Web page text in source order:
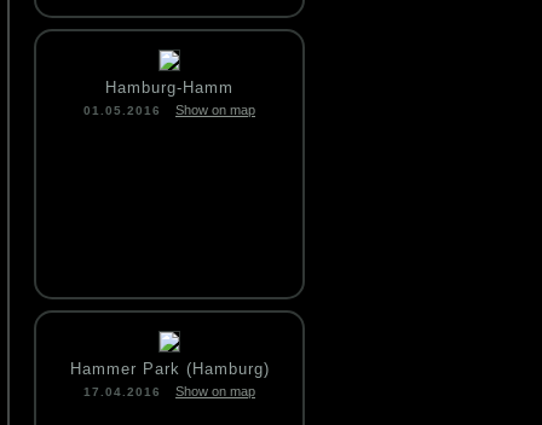
Hamburg-Hamm
01.05.2016 Show on map
Hammer Park (Hamburg)
17.04.2016 Show on map